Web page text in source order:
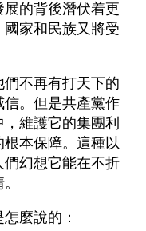
的背後潛伏着更
家和民族又將受
不再有打天下的
。但是共產黨作
維護它的集團利
本保障。這種以
幻想它能在不折
麼說的：